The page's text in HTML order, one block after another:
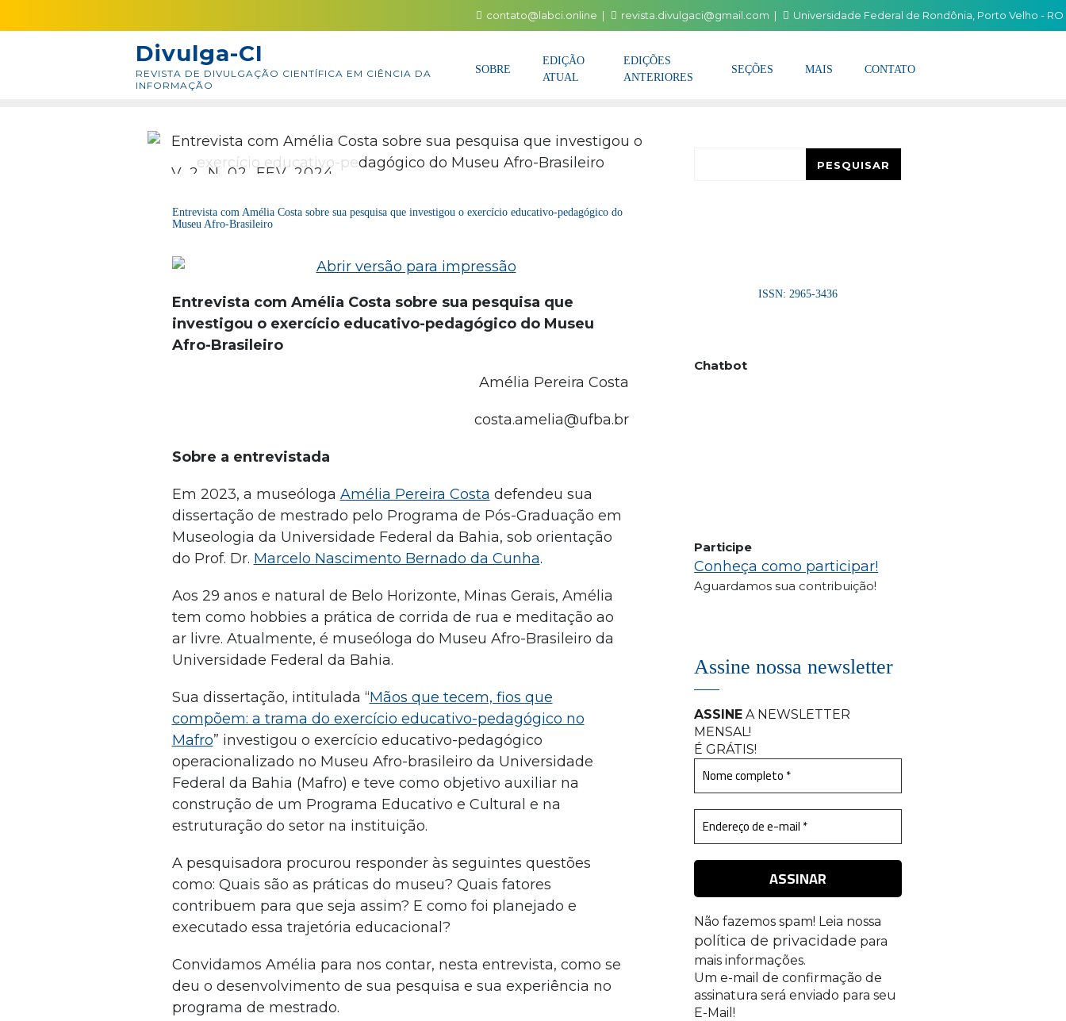
to
contato@labci.online revista.divulgaci@gmail.com Universidade Federal de Rondônia, Porto Velho - RO
Divulga-CI
REVISTA DE DIVULGAÇÃO CIENTÍFICA EM CIÊNCIA DA
INFORMAÇÃO
SOBRE
EDIÇÃO
ATUAL
EDIÇÕES
ANTERIORES
SEÇÕES MAIS CONTATO
V. 2, N. 02, FEV. 2024
Entrevista com Amélia Costa sobre sua pesquisa que investigou o exercício educativo-pedagógico do
Museu Afro-Brasileiro
Entrevista com Amélia Costa sobre sua pesquisa que
investigou o exercício educativo-pedagógico do Museu
Afro-Brasileiro
Amélia Pereira Costa
costa.amelia@ufba.br
Sobre a entrevistada
Em 2023, a museóloga Amélia Pereira Costa defendeu sua
dissertação de mestrado pelo Programa de Pós-Graduação em
Museologia da Universidade Federal da Bahia, sob orientação
do Prof. Dr. Marcelo Nascimento Bernado da Cunha.
Aos 29 anos e natural de Belo Horizonte, Minas Gerais, Amélia
tem como hobbies a prática de corrida de rua e meditação ao
ar livre. Atualmente, é museóloga do Museu Afro-Brasileiro da
Universidade Federal da Bahia.
Sua dissertação, intitulada “Mãos que tecem, fios que
compõem: a trama do exercício educativo-pedagógico no
Mafro” investigou o exercício educativo-pedagógico
operacionalizado no Museu Afro-brasileiro da Universidade
Federal da Bahia (Mafro) e teve como objetivo auxiliar na
construção de um Programa Educativo e Cultural e na
estruturação do setor na instituição.
A pesquisadora procurou responder às seguintes questões
como: Quais são as práticas do museu? Quais fatores
contribuem para que seja assim? E como foi planejado e
executado essa trajetória educacional?
Convidamos Amélia para nos contar, nesta entrevista, como se
deu o desenvolvimento de sua pesquisa e sua experiência no
programa de mestrado.
PESQUISAR
ISSN: 2965-3436
Chatbot
Participe
Conheça como participar!
Aguardamos sua contribuição!
Assine nossa newsletter
ASSINE A NEWSLETTER
MENSAL!
É GRÁTIS!
Não fazemos spam! Leia nossa
política de privacidade para
mais informações.
Um e-mail de confirmação de
assinatura será enviado para seu
E-Mail!